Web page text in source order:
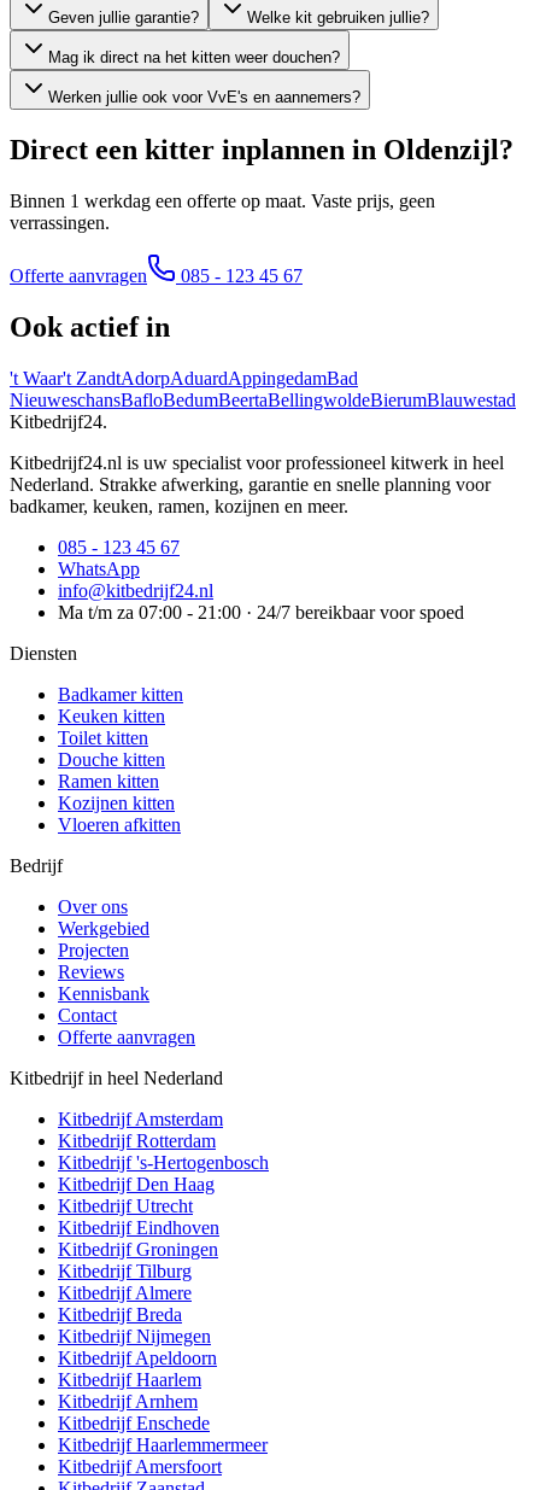
Geven jullie garantie? Welke kit gebruiken jullie?
Mag ik direct na het kitten weer douchen?
Werken jullie ook voor VvE's en aannemers?
Direct een kitter inplannen in Oldenzijl?
Binnen 1 werkdag een offerte op maat. Vaste prijs, geen
verrassingen.
Offerte aanvragen 085 - 123 45 67
Ook actief in
't Waar't ZandtAdorpAduardAppingedamBad
NieuweschansBafloBedumBeertaBellingwoldeBierumBlauwestad
Kitbedrijf24.
Kitbedrijf24.nl is uw specialist voor professioneel kitwerk in heel
Nederland. Strakke afwerking, garantie en snelle planning voor
badkamer, keuken, ramen, kozijnen en meer.
085 - 123 45 67
WhatsApp
info@kitbedrijf24.nl
Ma t/m za 07:00 - 21:00 · 24/7 bereikbaar voor spoed
Diensten
Badkamer kitten
Keuken kitten
Toilet kitten
Douche kitten
Ramen kitten
Kozijnen kitten
Vloeren afkitten
Bedrijf
Over ons
Werkgebied
Projecten
Reviews
Kennisbank
Contact
Offerte aanvragen
Kitbedrijf in heel Nederland
KitbedrijfAmsterdam
KitbedrijfRotterdam
Kitbedrijf's-Hertogenbosch
KitbedrijfDen Haag
KitbedrijfUtrecht
KitbedrijfEindhoven
KitbedrijfGroningen
KitbedrijfTilburg
KitbedrijfAlmere
KitbedrijfBreda
KitbedrijfNijmegen
KitbedrijfApeldoorn
KitbedrijfHaarlem
KitbedrijfArnhem
KitbedrijfEnschede
KitbedrijfHaarlemmermeer
KitbedrijfAmersfoort